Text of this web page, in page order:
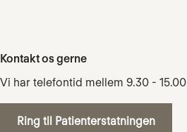
Kontakt os gerne
Vi har telefontid mellem 9.30 - 15.00
Ring til Patienterstatningen